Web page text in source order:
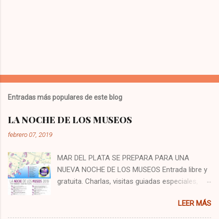
Entradas más populares de este blog
LA NOCHE DE LOS MUSEOS
febrero 07, 2019
MAR DEL PLATA SE PREPARA PARA UNA
NUEVA NOCHE DE LOS MUSEOS Entrada libre y
gratuita. Charlas, visitas guiadas especiales,
musicales para disfrutar en familia con entrada
libre y gratuita. La 8ª edición de La Noche de
LEER MÁS